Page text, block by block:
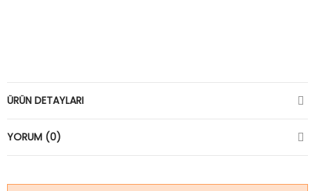
ÜRÜN DETAYLARI
YORUM (0)